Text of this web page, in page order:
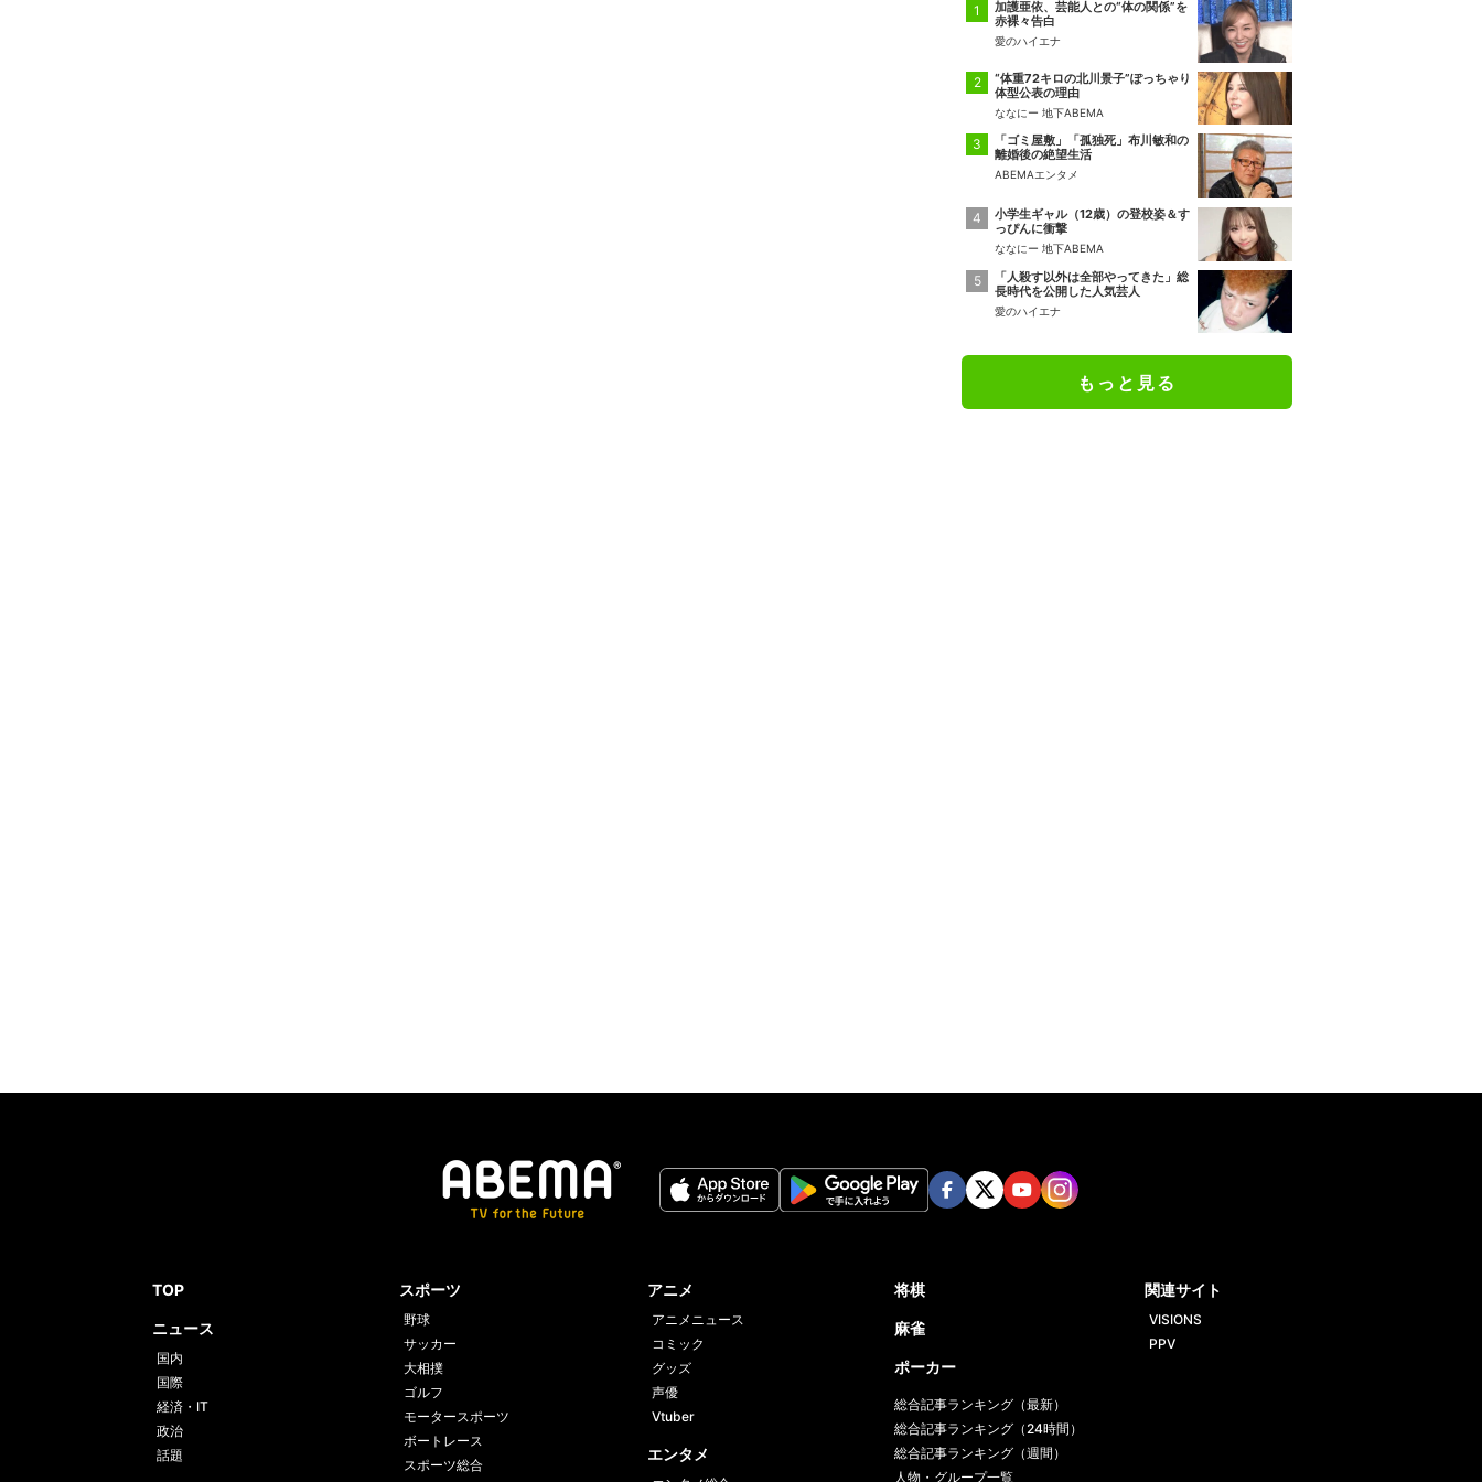
加護亜依、芸能人との“体の関係”を
赤裸々告白
愛のハイエナ
“体重72キロの北川景子”ぽっちゃり
体型公表の理由
ななにー 地下ABEMA
「ゴミ屋敷」「孤独死」布川敏和の
離婚後の絶望生活
ABEMAエンタメ
小学生ギャル（12歳）の登校姿＆す
っぴんに衝撃
ななにー 地下ABEMA
「人殺す以外は全部やってきた」総
長時代を公開した人気芸人
愛のハイエナ
もっと見る
TOP
ニュース
国内
国際
経済・IT
政治
話題
スポーツ
野球
サッカー
大相撲
ゴルフ
モータースポーツ
ボートレース
スポーツ総合
アニメ
アニメニュース
コミック
グッズ
声優
Vtuber
エンタメ
将棋
麻雀
ポーカー
総合記事ランキング（最新）
総合記事ランキング（24時間）
総合記事ランキング（週間）
人物・グループ一覧
関連サイト
VISIONS
PPV